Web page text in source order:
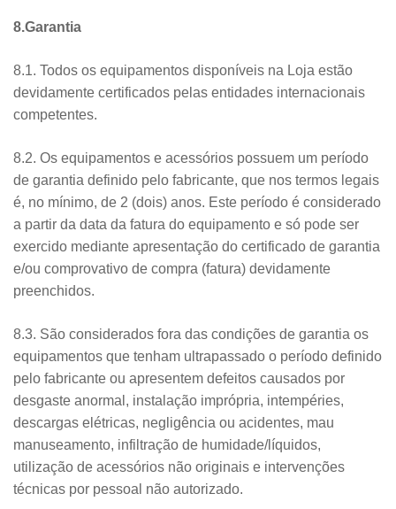
8.Garantia
8.1. Todos os equipamentos disponíveis na Loja estão
devidamente certificados pelas entidades internacionais
competentes.
8.2. Os equipamentos e acessórios possuem um período
de garantia definido pelo fabricante, que nos termos legais
é, no mínimo, de 2 (dois) anos. Este período é considerado
a partir da data da fatura do equipamento e só pode ser
exercido mediante apresentação do certificado de garantia
e/ou comprovativo de compra (fatura) devidamente
preenchidos.
8.3. São considerados fora das condições de garantia os
equipamentos que tenham ultrapassado o período definido
pelo fabricante ou apresentem defeitos causados por
desgaste anormal, instalação imprópria, intempéries,
descargas elétricas, negligência ou acidentes, mau
manuseamento, infiltração de humidade/líquidos,
utilização de acessórios não originais e intervenções
técnicas por pessoal não autorizado.